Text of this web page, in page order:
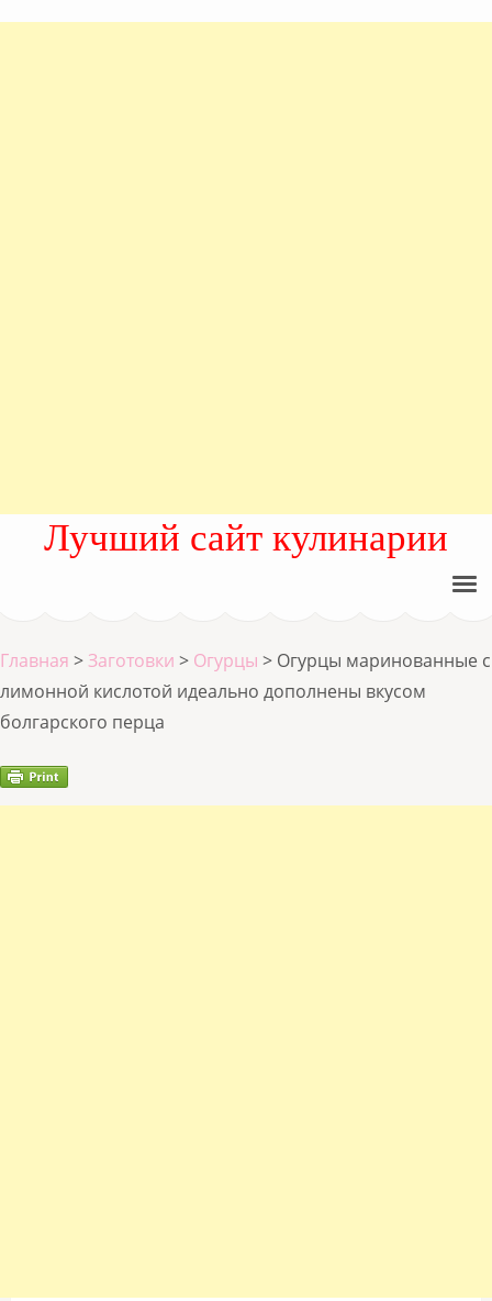
Лучший сайт кулинарии
Главная >Заготовки > Огурцы > Огурцы маринованные с
лимонной кислотой идеально дополнены вкусом
болгарского перца